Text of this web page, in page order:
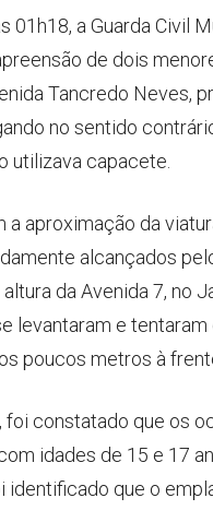
a Guarda Civil
de dois
Tancredo Neves,
no sentido
utilizava capacete.
a aproximação da
alcançados
da Avenida 7, no
levantaram e tentaram
poucos metros à
foi constatado que os
idades de 15 e 17
identificado que o